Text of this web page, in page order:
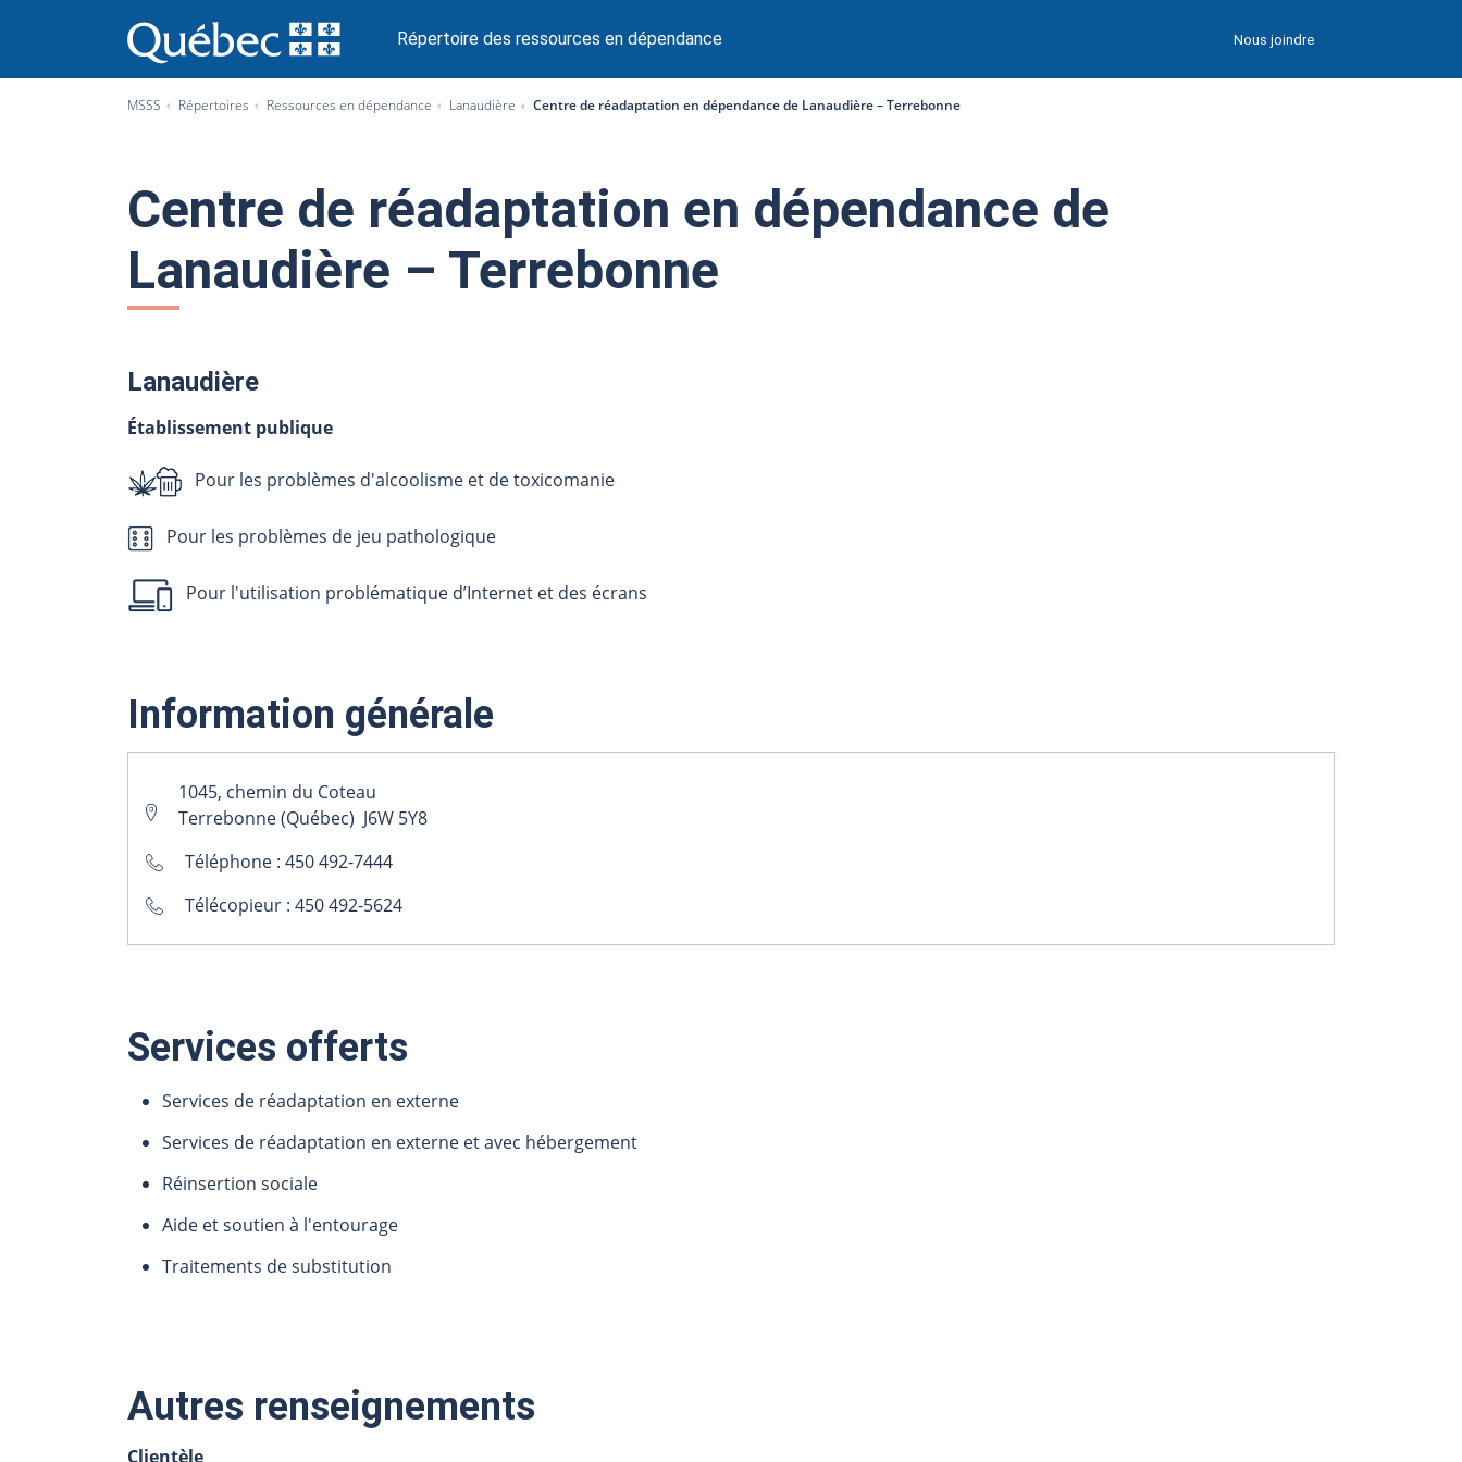
a
s
s
e
c
o
n
Répertoire des ressources en dépendance Nous joindre
MSSS Répertoires Ressources en dépendance Lanaudière Centre de réadaptation en dépendance de Lanaudière – Terrebonne
Centre de réadaptation en dépendance de
Lanaudière – Terrebonne
Lanaudière
Établissement publique
Pour les problèmes d'alcoolisme et de toxicomanie
Pour les problèmes de jeu pathologique
Pour l'utilisation problématique d’Internet et des écrans
Information générale
1045, chemin du Coteau
Terrebonne (Québec) J6W 5Y8
Téléphone : 450 492-7444
Télécopieur : 450 492-5624
Services offerts
Services de réadaptation en externe
Services de réadaptation en externe et avec hébergement
Réinsertion sociale
Aide et soutien à l'entourage
Traitements de substitution
Autres renseignements
Clientèle